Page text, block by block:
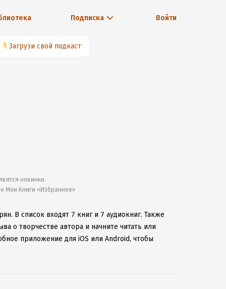
Подписка Войти
🎙 Загрузи свой подкаст
новинки.
Мои Книги «Избранное»
В список входят 7 книг и 7 аудиокниг. Также
о творчестве автора и начните читать или
приложение для iOS или Android, чтобы